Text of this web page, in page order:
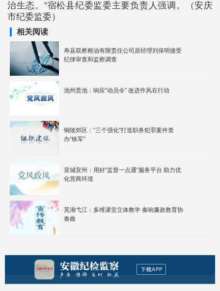
治生态。”宿松县纪委监委主要负责人强调。（安庆
市纪委监委）
相关阅读
寿县双桥粮油有限责任公司原经理刘保明接受
纪律审查和监察调查
池州贵池：响应“动员令” 改进作风在行动
铜陵郊区：“三个强化”打造职务犯罪案件查
办“铁军”
宣城宣州：用好“监督一点通”服务平台 助力优
化营商环境
芜湖弋江：多维课堂立体教学 奏响廉政教育协
奏曲